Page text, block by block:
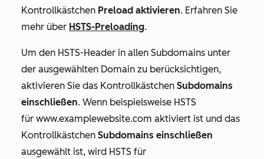
Kontrollkästchen Preload aktivieren. Erfahren Sie
mehr über HSTS-Preloading.
Um den HSTS-Header in allen Subdomains unter
der ausgewählten Domain zu berücksichtigen,
aktivieren Sie das Kontrollkästchen Subdomains
einschließen. Wenn beispielsweise HSTS
für www.examplewebsite.com aktiviert ist und das
Kontrollkästchen Subdomains einschließen
ausgewählt ist, wird HSTS für